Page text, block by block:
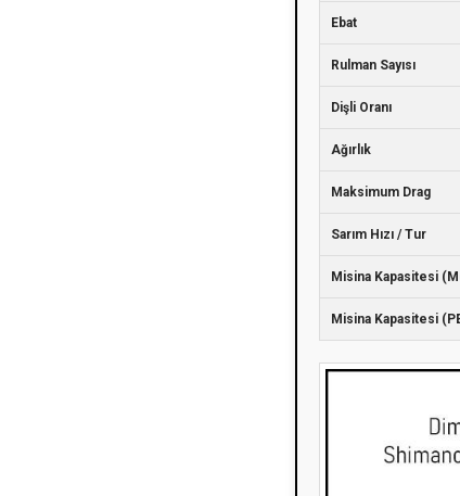
Ebat
Rulman Sayısı
Dişli Oranı
Ağırlık
Maksimum Drag
Sarım Hızı / Tur
Misina Kapasitesi
Misina Kapasitesi